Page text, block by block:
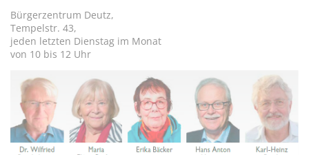
Bürgerzentrum Deutz,
Tempelstr. 43,
jeden letzten Dienstag im Monat
von 10 bis 12 Uhr